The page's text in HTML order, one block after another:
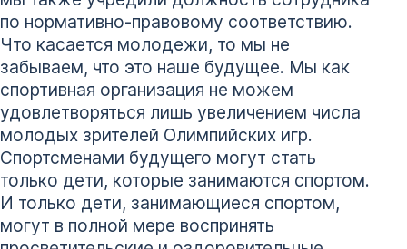
по нормативно-правовому соответствию.
Что касается молодежи, то мы не
забываем, что это наше будущее. Мы как
спортивная организация не можем
удовлетворяться лишь увеличением числа
молодых зрителей Олимпийских игр.
Спортсменами будущего могут стать
только дети, которые занимаются спортом.
И только дети, занимающиеся спортом,
могут в полной мере воспринять